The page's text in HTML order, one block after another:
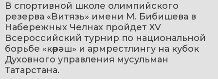
В спортивной школе олимпийского
резерва «Витязь» имени М. Бибишева в
Набережных Челнах пройдет XV
Всероссийский турнир по национальной
борьбе «көрәш» и армрестлингу на кубок
Духовного управления мусульман
Татарстана.